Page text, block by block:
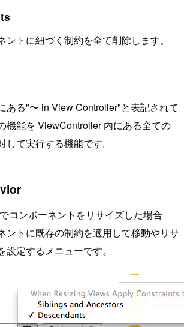
ントに紐づく制約を全て削除します。
ある"〜 in View Controller"と表記されて
機能を ViewController 内にある全ての
して実行する機能です。
コンポーネントをリサイズした場合
ントに既存の制約を適用して移動やリサ
定するメニューです。